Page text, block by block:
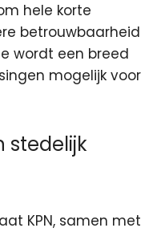
hele korte
betrouwbaarheid
wordt een breed
mogelijk voor
stedelijk
KPN, samen met